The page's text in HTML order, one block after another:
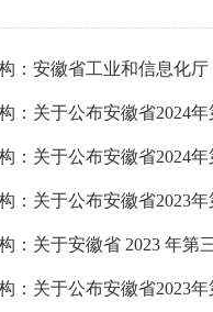
：安徽省工业和信息化
：关于公布安徽省2024
：关于公布安徽省2024
：关于公布安徽省2023
：关于安徽省 2023 年第
：关于公布安徽省2023